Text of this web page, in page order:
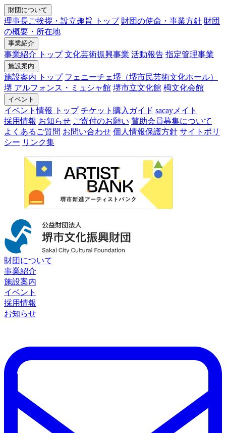
財団について
理事長ご挨拶・設立趣旨 トップ 財団の使命・事業方針 財団
の概要・所在地
事業紹介
事業紹介 トップ 文化芸術振興事業 活動報告 指定管理事業
施設案内
施設案内 トップ フェニーチェ堺（堺市民芸術文化ホール）
堺 アルフォンス・ミュシャ館 堺市立文化館 栂文化会館
イベント
イベント情報 トップ チケット購入ガイド sacayメイト
採用情報 お知らせ ご寄付のお願い 賛助会員募集について
よくあるご質問 お問い合わせ 個人情報保護方針 サイトポリ
シー リンク集
財団について
事業紹介
施設案内
イベント
採用情報
お知らせ